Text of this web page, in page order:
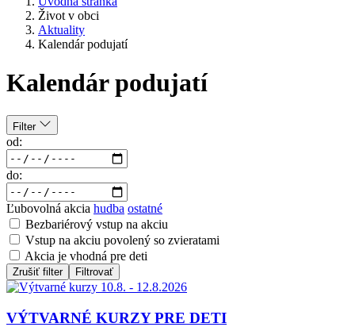
Život v obci
Aktuality
Kalendár podujatí
Kalendár podujatí
Filter
od:
do:
Ľubovolná akcia hudba ostatné
Bezbariérový vstup na akciu
Vstup na akciu povolený so zvieratami
Akcia je vhodná pre deti
Zrušiť filter Filtrovať
VÝTVARNÉ KURZY PRE DETI